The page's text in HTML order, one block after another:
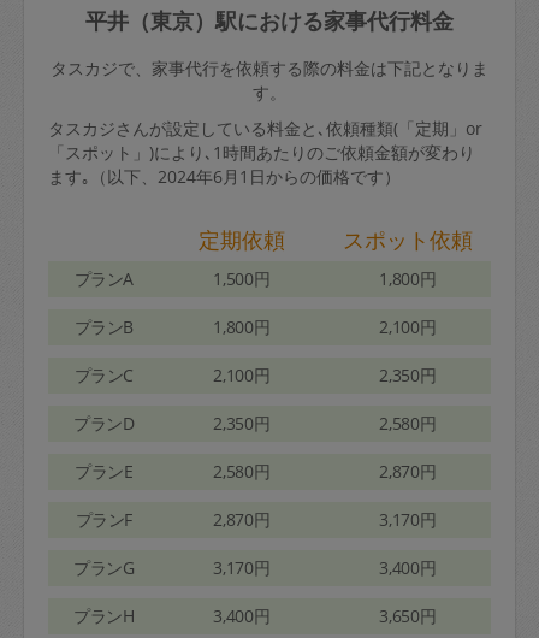
平井（東京）駅における家事代行料金
タスカジで、家事代行を依頼する際の料金は下記となりま
す。
タスカジさんが設定している料金と､依頼種類(「定期」or
「スポット」)により､1時間あたりのご依頼金額が変わり
ます｡（以下、2024年6月1日からの価格です）
定期依頼 スポット依頼
プランA 1,500円 1,800円
プランB 1,800円 2,100円
プランC 2,100円 2,350円
プランD 2,350円 2,580円
プランE 2,580円 2,870円
プランF 2,870円 3,170円
プランG 3,170円 3,400円
プランH 3,400円 3,650円